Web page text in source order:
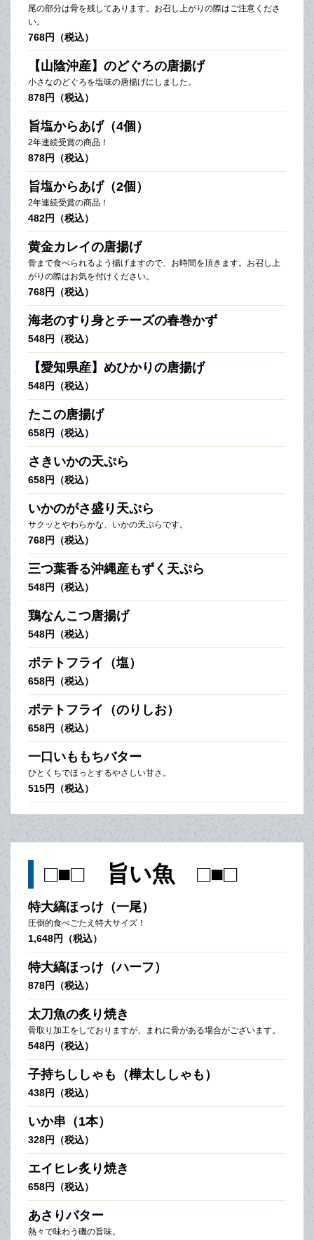
尾の部分は骨を残してあります。お召し上がりの際はご注意くださ
い。
768円（税込）
【山陰沖産】のどぐろの唐揚げ
小さなのどぐろを塩味の唐揚げにしました。
878円（税込）
旨塩からあげ（4個）
2年連続受賞の商品！
878円（税込）
旨塩からあげ（2個）
2年連続受賞の商品！
482円（税込）
黄金カレイの唐揚げ
骨まで食べられるよう揚げますので、お時間を頂きます。お召し上
がりの際はお気を付けください。
768円（税込）
海老のすり身とチーズの春巻かず
548円（税込）
【愛知県産】めひかりの唐揚げ
548円（税込）
たこの唐揚げ
658円（税込）
さきいかの天ぷら
658円（税込）
いかのがさ盛り天ぷら
サクッとやわらかな、いかの天ぷらです。
768円（税込）
三つ葉香る沖縄産もずく天ぷら
548円（税込）
鶏なんこつ唐揚げ
548円（税込）
ポテトフライ（塩）
658円（税込）
ポテトフライ（のりしお）
658円（税込）
一口いももちバター
ひとくちでほっとするやさしい甘さ。
515円（税込）
□■□ 旨い魚 □■□
特大縞ほっけ（一尾）
圧倒的食べごたえ特大サイズ！
1,648円（税込）
特大縞ほっけ（ハーフ）
878円（税込）
太刀魚の炙り焼き
骨取り加工をしておりますが、まれに骨がある場合がございます。
548円（税込）
子持ちししゃも（樺太ししゃも）
438円（税込）
いか串（1本）
328円（税込）
エイヒレ炙り焼き
658円（税込）
あさりバター
熱々で味わう磯の旨味。